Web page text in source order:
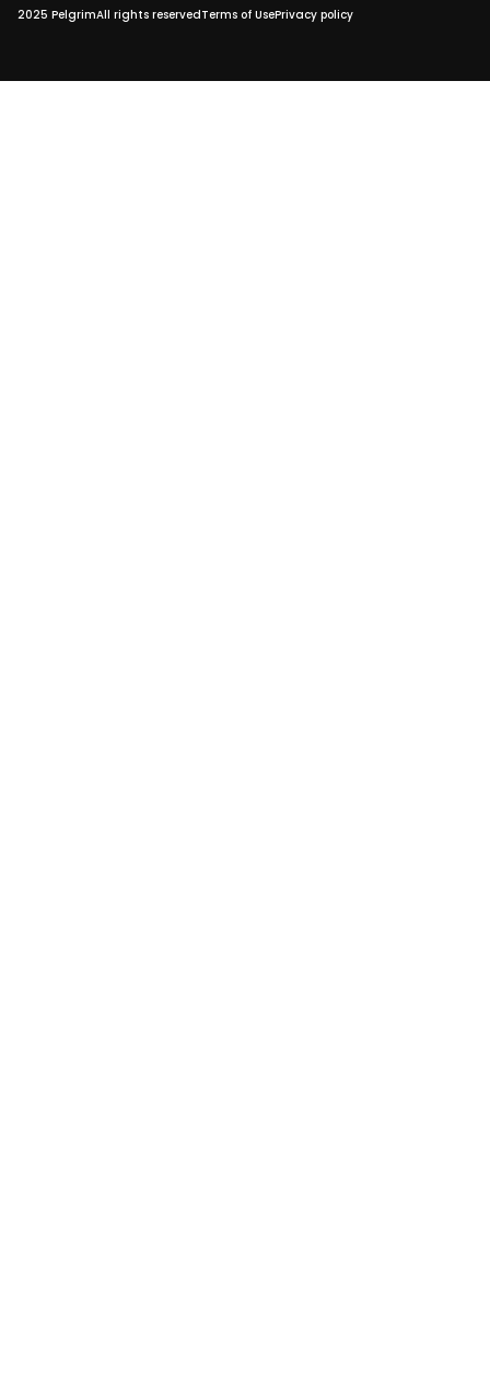
2025 PelgrimAll rights reservedTerms of UsePrivacy policy